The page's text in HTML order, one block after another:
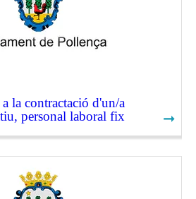
la contractació d'un/a
personal laboral fix
➞